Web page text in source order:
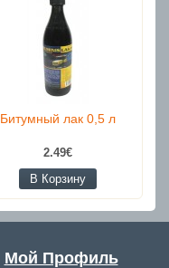
Битумный лак 0,5 л
2.49€
В Корзину
Мой Профиль